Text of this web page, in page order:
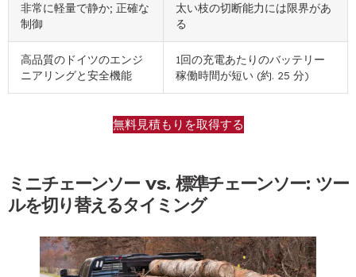
非常に軽量で静か; 正確な
制御
太い枝の切断能力には限界があ
る
高品質のドイツのエンジ
ニアリングと安全機能
1回の充電あたりのバッテリー
稼働時間が短い (約. 25 分)
無料見積もりを取得する
ミニチェーンソー vs. 標準チェーンソー: ツー
ルを切り替えるタイミング